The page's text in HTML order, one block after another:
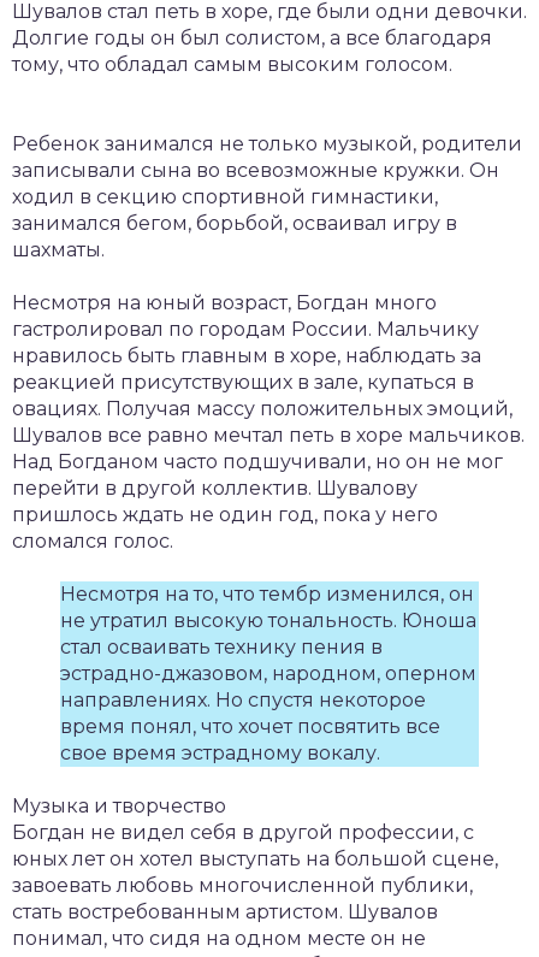
Шувалов стал петь в хоре, где были одни девочки.
Долгие годы он был солистом, а все благодаря
тому, что обладал самым высоким голосом.
Ребенок занимался не только музыкой, родители
записывали сына во всевозможные кружки. Он
ходил в секцию спортивной гимнастики,
занимался бегом, борьбой, осваивал игру в
шахматы.
Несмотря на юный возраст, Богдан много
гастролировал по городам России. Мальчику
нравилось быть главным в хоре, наблюдать за
реакцией присутствующих в зале, купаться в
овациях. Получая массу положительных эмоций,
Шувалов все равно мечтал петь в хоре мальчиков.
Над Богданом часто подшучивали, но он не мог
перейти в другой коллектив. Шувалову
пришлось ждать не один год, пока у него
сломался голос.
Несмотря на то, что тембр изменился, он
не утратил высокую тональность. Юноша
стал осваивать технику пения в
эстрадно-джазовом, народном, оперном
направлениях. Но спустя некоторое
время понял, что хочет посвятить все
свое время эстрадному вокалу.
Музыка и творчество
Богдан не видел себя в другой профессии, с
юных лет он хотел выступать на большой сцене,
завоевать любовь многочисленной публики,
стать востребованным артистом. Шувалов
понимал, что сидя на одном месте он не